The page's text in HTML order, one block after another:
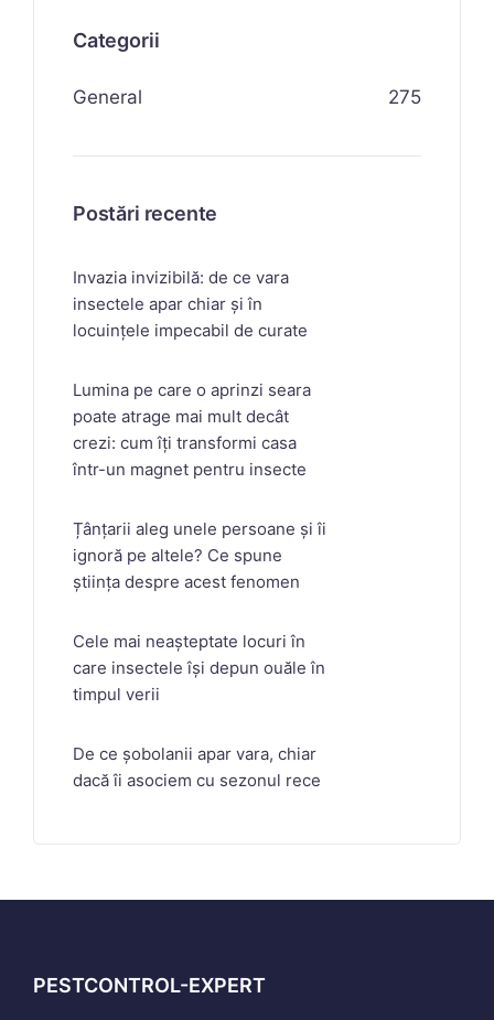
Categorii
General 275
Postări recente
Invazia invizibilă: de ce vara
insectele apar chiar și în
locuințele impecabil de curate
Lumina pe care o aprinzi seara
poate atrage mai mult decât
crezi: cum îți transformi casa
într-un magnet pentru insecte
Țânțarii aleg unele persoane și îi
ignoră pe altele? Ce spune
știința despre acest fenomen
Cele mai neașteptate locuri în
care insectele își depun ouăle în
timpul verii
De ce șobolanii apar vara, chiar
dacă îi asociem cu sezonul rece
PESTCONTROL-EXPERT